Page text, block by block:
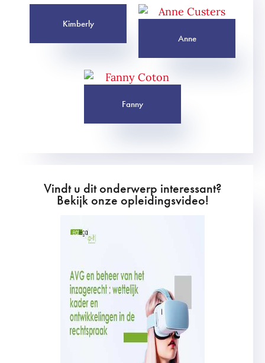
Kimberly
Anne
Fanny
Vindt u dit onderwerp interessant?
Bekijk onze opleidingsvideo!